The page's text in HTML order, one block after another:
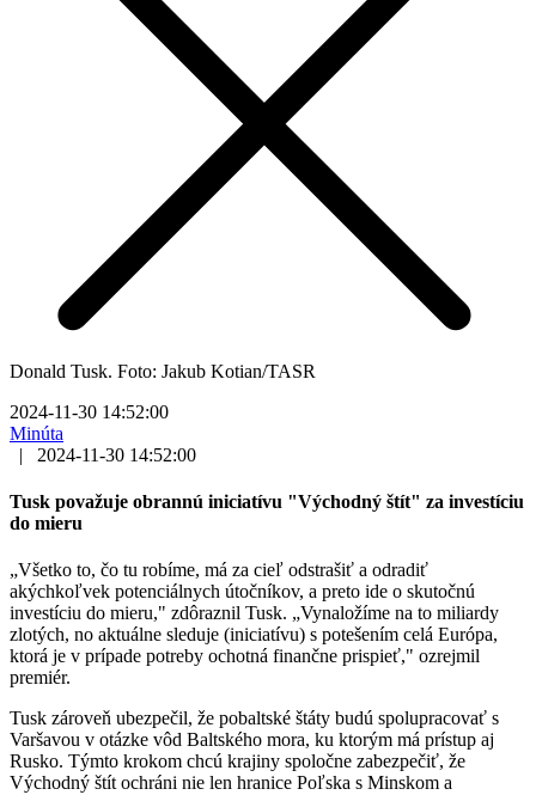
Donald Tusk. Foto: Jakub Kotian/TASR
2024-11-30 14:52:00
Minúta
|
2024-11-30 14:52:00
Tusk považuje obrannú iniciatívu "Východný štít" za investíciu
do mieru
„Všetko to, čo tu robíme, má za cieľ odstrašiť a odradiť
akýchkoľvek potenciálnych útočníkov, a preto ide o skutočnú
investíciu do mieru," zdôraznil Tusk. „Vynaložíme na to miliardy
zlotých, no aktuálne sleduje (iniciatívu) s potešením celá Európa,
ktorá je v prípade potreby ochotná finančne prispieť," ozrejmil
premiér.
Tusk zároveň ubezpečil, že pobaltské štáty budú spolupracovať s
Varšavou v otázke vôd Baltského mora, ku ktorým má prístup aj
Rusko. Týmto krokom chcú krajiny spoločne zabezpečiť, že
Východný štít ochráni nie len hranice Poľska s Minskom a